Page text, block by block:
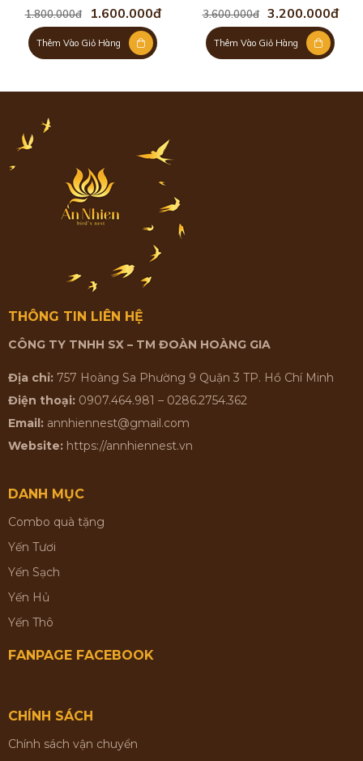
1.800.000đ
1.600.000đ
Thêm Vào Giỏ Hàng
3.600.000đ
3.200.000đ
Thêm Vào Giỏ Hàng
THÔNG TIN LIÊN HỆ
CÔNG TY TNHH SX – TM ĐOÀN HOÀNG GIA
Địa chỉ: 757 Hoàng Sa Phường 9 Quận 3 TP. Hồ Chí Minh
Điện thoại: 0907.464.981 – 0286.2754.362
Email: annhiennest@gmail.com
Website: https://annhiennest.vn
DANH MỤC
Combo quà tặng
Yến Tươi
Yến Sạch
Yến Hủ
Yến Thô
FANPAGE FACEBOOK
CHÍNH SÁCH
Chính sách vận chuyển